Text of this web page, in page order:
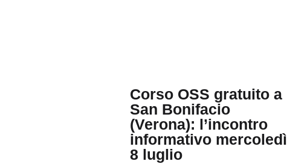
Corso OSS gratuito a
San Bonifacio
(Verona): l’incontro
informativo mercoledì
8 luglio